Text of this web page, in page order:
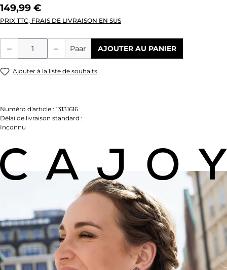
149,99 €
PRIX TTC, FRAIS DE LIVRAISON EN SUS
Quantité de produit : Entrez la
Paar AJOUTER AU PANIER
Ajouter à la liste de souhaits
Numéro d'article : 13131616
Délai de livraison standard :
Inconnu